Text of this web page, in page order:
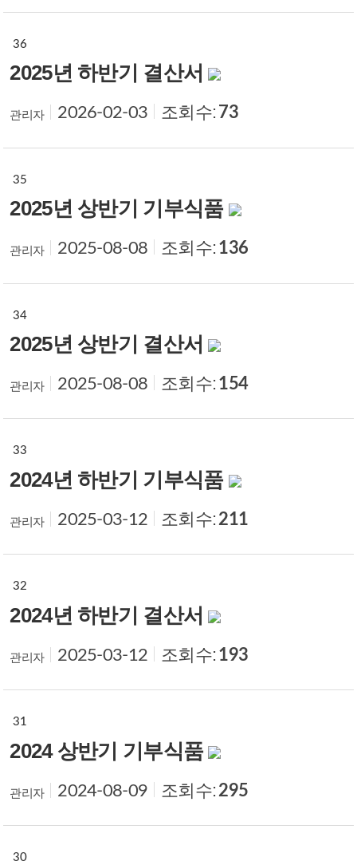
36
2025년 하반기 결산서
관리자 2026-02-03 조회수: 73
35
2025년 상반기 기부식품
관리자 2025-08-08 조회수: 136
34
2025년 상반기 결산서
관리자 2025-08-08 조회수: 154
33
2024년 하반기 기부식품
관리자 2025-03-12 조회수: 211
32
2024년 하반기 결산서
관리자 2025-03-12 조회수: 193
31
2024 상반기 기부식품
관리자 2024-08-09 조회수: 295
30